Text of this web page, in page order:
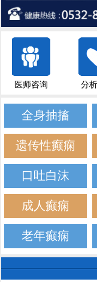
医师咨询 分
全身抽搐
遗传性癫痫
口吐白沫
成人癫痫
老年癫痫